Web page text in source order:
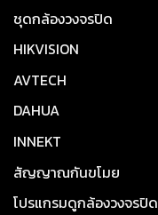
ชุดกล้องวงจรปิด
HIKVISION
AVTECH
DAHUA
INNEKT
สัญญาณกันขโมย
โปรแกรมดูกล้องวงจรปิด